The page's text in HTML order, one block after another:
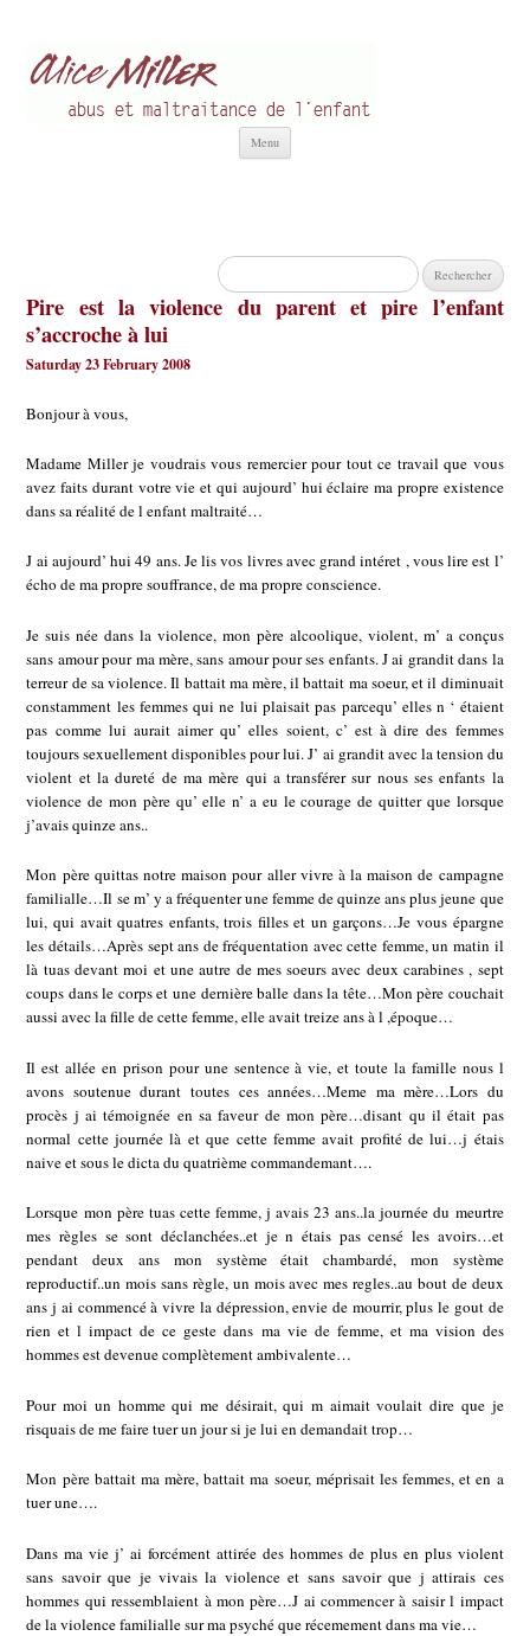
Menu
Rechercher :
Pire est la violence du parent et pire l’enfant
s’accroche à lui
Saturday 23 February 2008
Bonjour à vous,
Madame Miller je voudrais vous remercier pour tout ce travail que vous
avez faits durant votre vie et qui aujourd’ hui éclaire ma propre existence
dans sa réalité de l enfant maltraité…
J ai aujourd’ hui 49 ans. Je lis vos livres avec grand intéret , vous lire est l’
écho de ma propre souffrance, de ma propre conscience.
Je suis née dans la violence, mon père alcoolique, violent, m’ a conçus
sans amour pour ma mère, sans amour pour ses enfants. J ai grandit dans la
terreur de sa violence. Il battait ma mère, il battait ma soeur, et il diminuait
constamment les femmes qui ne lui plaisait pas parcequ’ elles n ‘ étaient
pas comme lui aurait aimer qu’ elles soient, c’ est à dire des femmes
toujours sexuellement disponibles pour lui. J’ ai grandit avec la tension du
violent et la dureté de ma mère qui a transférer sur nous ses enfants la
violence de mon père qu’ elle n’ a eu le courage de quitter que lorsque
j’avais quinze ans..
Mon père quittas notre maison pour aller vivre à la maison de campagne
familialle…Il se m’ y a fréquenter une femme de quinze ans plus jeune que
lui, qui avait quatres enfants, trois filles et un garçons…Je vous épargne
les détails…Après sept ans de fréquentation avec cette femme, un matin il
là tuas devant moi et une autre de mes soeurs avec deux carabines , sept
coups dans le corps et une dernière balle dans la tête…Mon père couchait
aussi avec la fille de cette femme, elle avait treize ans à l ,époque…
Il est allée en prison pour une sentence à vie, et toute la famille nous l
avons soutenue durant toutes ces années…Meme ma mère…Lors du
procès j ai témoignée en sa faveur de mon père…disant qu il était pas
normal cette journée là et que cette femme avait profité de lui…j étais
naive et sous le dicta du quatrième commandemant….
Lorsque mon père tuas cette femme, j avais 23 ans..la journée du meurtre
mes règles se sont déclanchées..et je n étais pas censé les avoirs…et
pendant deux ans mon système était chambardé, mon système
reproductif..un mois sans règle, un mois avec mes regles..au bout de deux
ans j ai commencé à vivre la dépression, envie de mourrir, plus le gout de
rien et l impact de ce geste dans ma vie de femme, et ma vision des
hommes est devenue complètement ambivalente…
Pour moi un homme qui me désirait, qui m aimait voulait dire que je
risquais de me faire tuer un jour si je lui en demandait trop…
Mon père battait ma mère, battait ma soeur, méprisait les femmes, et en a
tuer une….
Dans ma vie j’ ai forcément attirée des hommes de plus en plus violent
sans savoir que je vivais la violence et sans savoir que j attirais ces
hommes qui ressemblaient à mon père…J ai commencer à saisir l impact
de la violence familialle sur ma psyché que récemement dans ma vie…